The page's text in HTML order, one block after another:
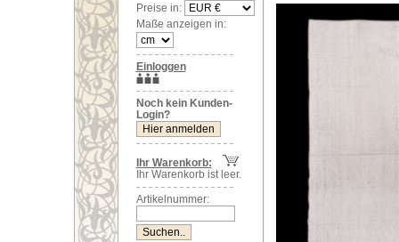
Preise in:
Maße anzeigen in:
Einloggen
Noch kein Kunden-
Login?
Ihr Warenkorb:
Ihr Warenkorb ist leer.
Artikelnummer: